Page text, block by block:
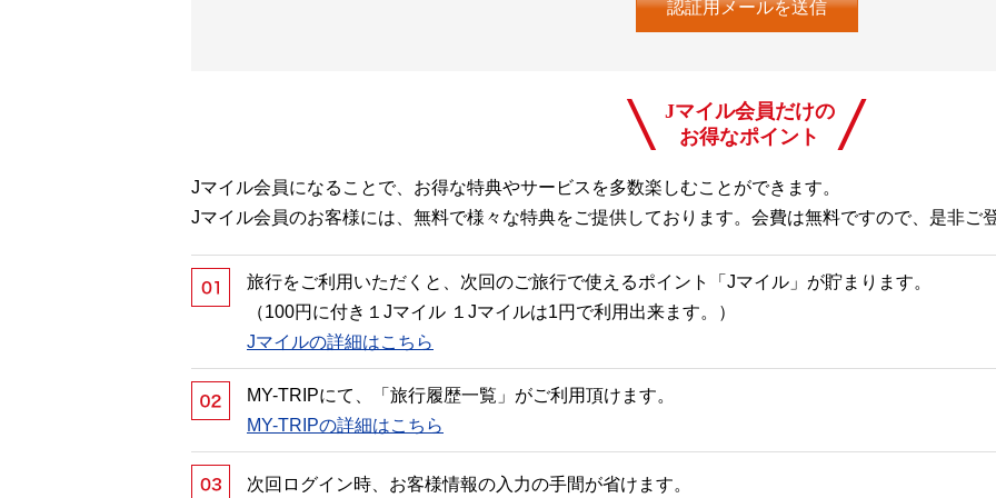
Jマイル会員だけの
お得なポイント
Jマイル会員になることで、お得な特典やサービスを多数楽しむことができます。
Jマイル会員のお客様には、無料で様々な特典をご提供しております。会費は無料ですので、是非ご
旅行をご利用いただくと、次回のご旅行で使えるポイント「Jマイル」が貯まります。
（100円に付き１Jマイル １Jマイルは1円で利用出来ます。）
Jマイルの詳細はこちら
MY-TRIPにて、「旅行履歴一覧」がご利用頂けます。
MY-TRIPの詳細はこちら
次回ログイン時、お客様情報の入力の手間が省けます。